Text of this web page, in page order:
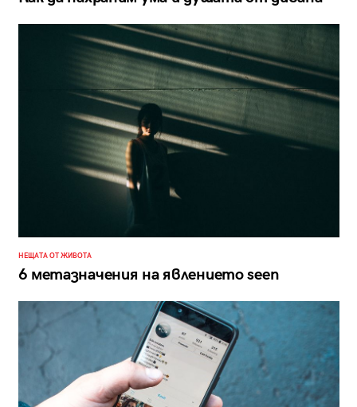
НЕЩАТА ОТ ЖИВОТА
6 метазначения на явлението seen